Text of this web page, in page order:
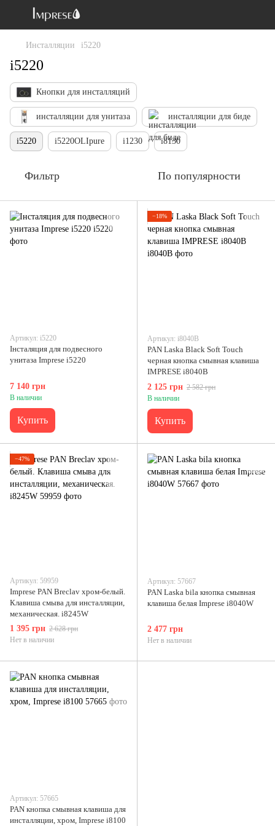
Инсталляции i5220
i5220
Кнопки для инсталляций
инсталляции для унитаза инсталляции для биде
i5220 i5220OLIpure i1230 i8130
Фильтр По популярности
Артикул: i5220
Інсталяция для подвесного
унитаза Imprese i5220
7 140 грн
В наличии
Купить
−18%
Артикул: i8040B
PAN Laska Black Soft Touch
черная кнопка смывная клавиша
IMPRESE i8040B
2 125 грн 2 582 грн
В наличии
Купить
−47%
Артикул: 59959
Imprese PAN Breclav хром-белый.
Клавиша смыва для инсталляции,
механическая. i8245W
1 395 грн 2 628 грн
Нет в наличии
Артикул: 57667
PAN Laska bila кнопка смывная
клавиша белая Imprese i8040W
2 477 грн
Нет в наличии
Артикул: 57665
PAN кнопка смывная клавиша для
инсталляции, хром, Imprese i8100